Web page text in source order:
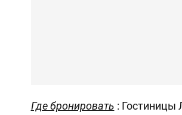
Где бронировать : Гостиницы